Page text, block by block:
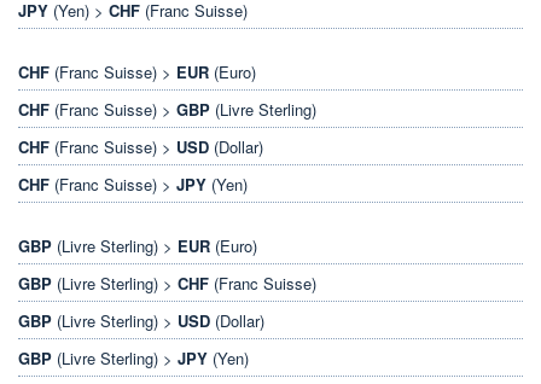
JPY (Yen) > CHF (Franc Suisse)
CHF (Franc Suisse) > EUR (Euro)
CHF (Franc Suisse) > GBP (Livre Sterling)
CHF (Franc Suisse) > USD (Dollar)
CHF (Franc Suisse) > JPY (Yen)
GBP (Livre Sterling) > EUR (Euro)
GBP (Livre Sterling) > CHF (Franc Suisse)
GBP (Livre Sterling) > USD (Dollar)
GBP (Livre Sterling) > JPY (Yen)